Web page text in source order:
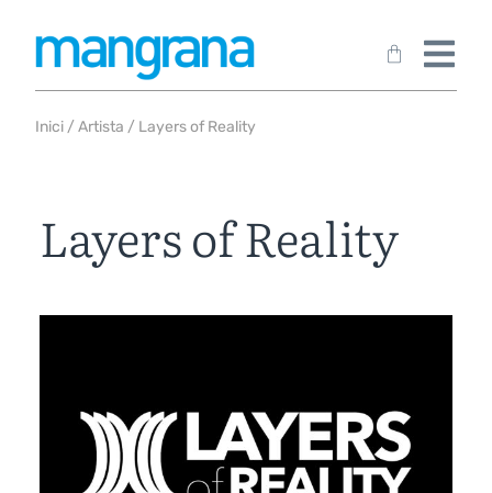
Inici /Artista / Layers of Reality
Layers of Reality